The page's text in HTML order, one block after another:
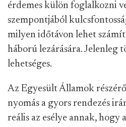
érdemes külön foglalkozni
szempontjából
milyen időtávon lehet
háború lezárására. Jelenleg
lehetséges.
Az Egyesült Államok
nyomás a gyors rendezés
reális az esélye annak,